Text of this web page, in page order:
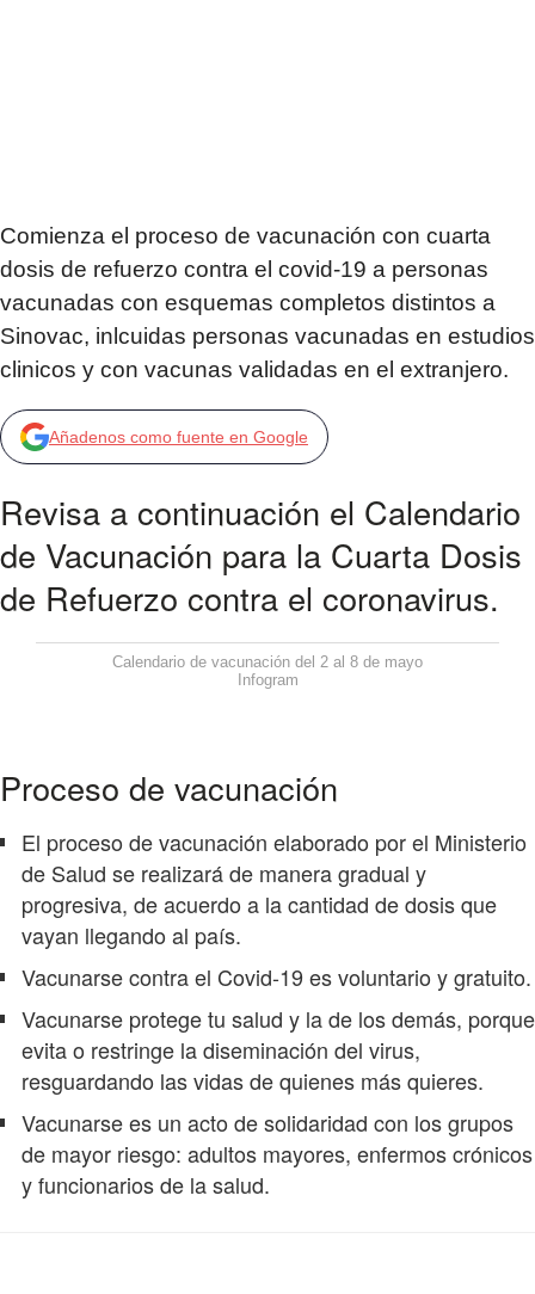
Comienza el proceso de vacunación con cuarta
dosis de refuerzo contra el covid-19 a personas
vacunadas con esquemas completos distintos a
Sinovac, inlcuidas personas vacunadas en estudios
clinicos y con vacunas validadas en el extranjero.
Añadenos como fuente en Google
Revisa a continuación el Calendario
de Vacunación para la Cuarta Dosis
de Refuerzo contra el coronavirus.
Calendario de vacunación del 2 al 8 de mayo
Infogram
Proceso de vacunación
El proceso de vacunación elaborado por el Ministerio
de Salud se realizará de manera gradual y
progresiva, de acuerdo a la cantidad de dosis que
vayan llegando al país.
Vacunarse contra el Covid-19 es voluntario y gratuito.
Vacunarse protege tu salud y la de los demás, porque
evita o restringe la diseminación del virus,
resguardando las vidas de quienes más quieres.
Vacunarse es un acto de solidaridad con los grupos
de mayor riesgo: adultos mayores, enfermos crónicos
y funcionarios de la salud.